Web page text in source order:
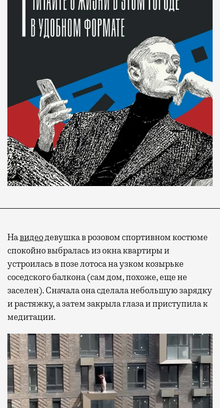
Навидеодевушка в розовом спортивном костюме
спокойно выбралась из окна квартиры и
устроилась в позе лотоса на узком козырьке
соседского балкона (сам дом, похоже, еще не
заселен). Сначала она сделала небольшую зарядку
и растяжку, а затем закрыла глаза и приступила к
медитации.